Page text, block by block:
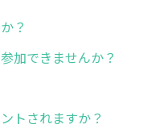
？
加できませんか？
トされますか？